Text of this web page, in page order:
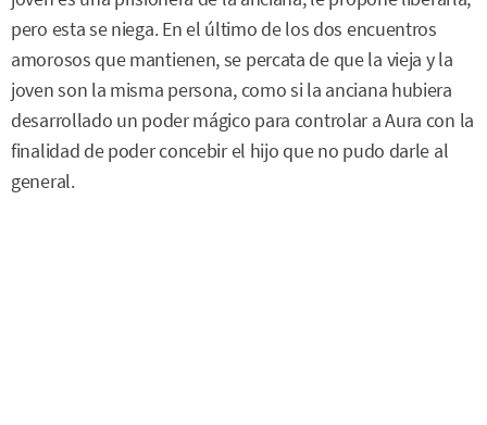
pero esta se niega. En el último de los dos encuentros
amorosos que mantienen, se percata de que la vieja y la
joven son la misma persona, como si la anciana hubiera
desarrollado un poder mágico para controlar a Aura con la
finalidad de poder concebir el hijo que no pudo darle al
general.